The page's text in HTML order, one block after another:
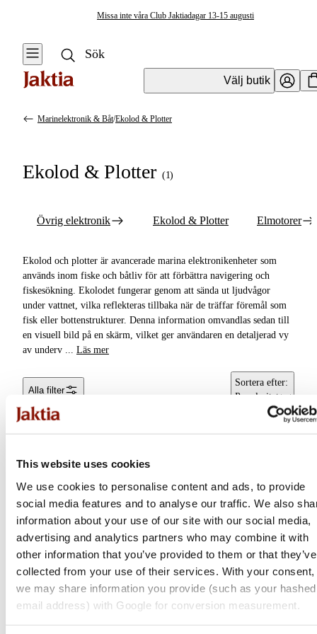
This website uses cookies
We use cookies to personalise content and ads, to provide
social media features and to analyse our traffic. We also
information about your use of our site with our social media,
advertising and analytics partners who may combine it with
other information that you’ve provided to them or that they’ve
collected from your use of their services. With your consent,
we may share information you provide (such as your hashed
email address) with Google for conversion measurement.
Missa inte våra Club Jaktiadagar 13-15 augusti
Välj butik
Övrig
Ekolod & Plotter
Elmotorer
Marinbatterier
& laddare
Pontonbåtar &
Gummibåtar
Båttillbehör
& Plotter
Marinelektronik & Båt/Ekolod & Plotter
Ekolod & Plotter (1)
Övrig elektronik Ekolod & Plotter Elmotorer
Ekolod och plotter är avancerade marina elektronikenheter som
används inom fiske och båtliv för att förbättra navigering och
fiskesökning. Ekolodet fungerar genom att sända ut ljudvågor
under vattnet, vilka reflekteras tillbaka när de träffar föremål som
fisk eller bottenstrukturer. Denna information omvandlas sedan till
en visuell bild på en skärm, vilket ger användaren en detaljerad vy
av underv ... Läs mer
Alla filter
Sortera efter:
Popularitet
ECHOMAP™ Ultra 2,